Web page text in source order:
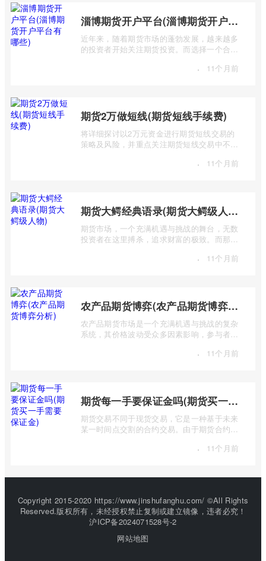
淄博期货开户平台(淄博期货开户平台有哪些)
近年来，随着期货市场的蓬勃发展，越来越多
的投资者开始关注期货投资。而选择一个合适
· 11个月前
期货2万做短线(期货短线手续费)
将详细探讨以2万元资金进行期货短线交易的
策略及风险，并重点关注期货短线交易中不可
· 11个月前
期货大鳄经典语录(期货大鳄级人物)
期货市场，一个充满机遇与挑战的舞台，无数
投资者在这里搏杀，追求财富的极致。而那些
· 11个月前
农产品期货博弈(农产品期货博弈分析)
农产品期货市场是一个充满机遇与挑战的复杂
系统，其价格波动受众多因素影响，参与者之
· 11个月前
期货每一手要保证金吗(期货买一手需要保证金)
期货交易不同于现货交易，它是一种基于未来
某一时间点交割的合约交易。由于期货合约的
· 11个月前
Copyright 2015-2020 https://www.jinshufanghu.com/ ©All Rights
Reserved.版权所有，未经授权禁止复制或建立镜像，违者必究！
沪ICP备2024071528号-2
网站地图